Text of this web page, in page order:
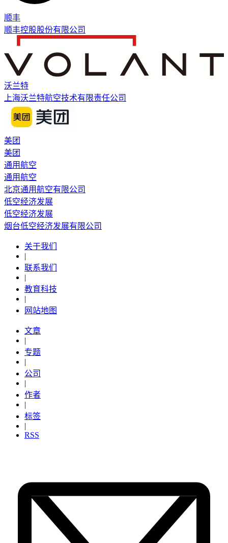
顺丰
顺丰控股股份有限公司
沃兰特
上海沃兰特航空技术有限责任公司
美团
美团
通用航空
通用航空
北京通用航空有限公司
低空经济发展
低空经济发展
烟台低空经济发展有限公司
关于我们
|
联系我们
|
教育科技
|
网站地图
文章
|
专题
|
公司
|
作者
|
标签
|
RSS